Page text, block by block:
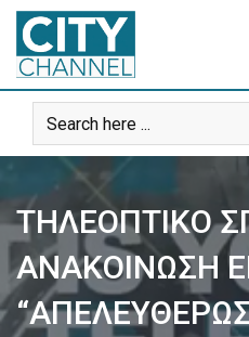
Skip
content
ΤΗΛΕΟΠΤΙΚΟ
ΑΝΑΚΟΙΝΩΣΗ